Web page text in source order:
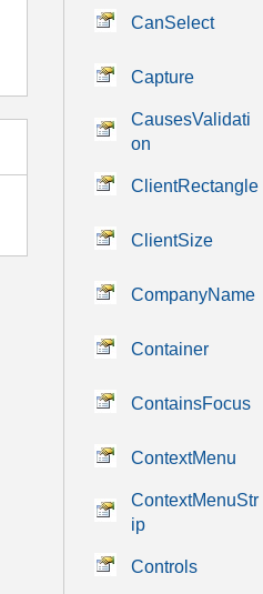
CanSelect
Capture
CausesValidati
on
ClientRectangle
ClientSize
CompanyName
Container
ContainsFocus
ContextMenu
ContextMenuStr
ip
Controls